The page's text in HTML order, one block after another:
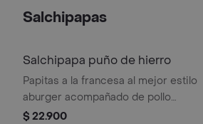
papas a la francesa y coca-cola 250
Salchipapas
Salchipapa puño de hierro
Papitas a la francesa al mejor estilo
aburger acompañado de pollo
desmechado bañado en salsa tártara
$ 22.900